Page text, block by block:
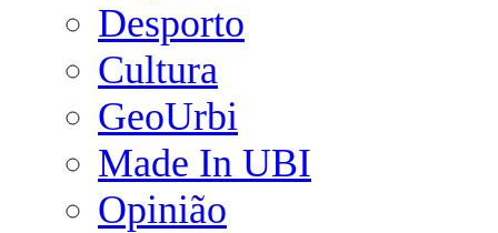
Desporto
Cultura
GeoUrbi
Made In UBI
Opinião